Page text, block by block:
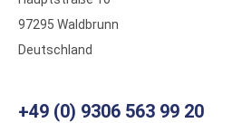
97295 Waldbrunn
Deutschland
+49 (0) 9306 563 99 20